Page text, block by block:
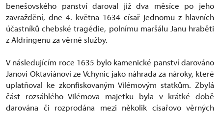
benešovského panství daroval již dva měsíce po jeho
zavraždění, dne 4. května 1634 císař jednomu z hlavních
účastníků chebské tragédie, polnímu maršálu Janu hraběti
z Aldringenu za věrné služby.
V následujícím roce 1635 bylo kamenické panství darováno
Janovi Oktaviánovi ze Vchynic jako náhrada za nároky, které
uplatňoval ke zkonfiskovaným Vilémovým statkům. Zbylá
část rozsáhlého Vilémova majetku byla v krátké době
darována či rozprodána mezi několik císařovo věrných